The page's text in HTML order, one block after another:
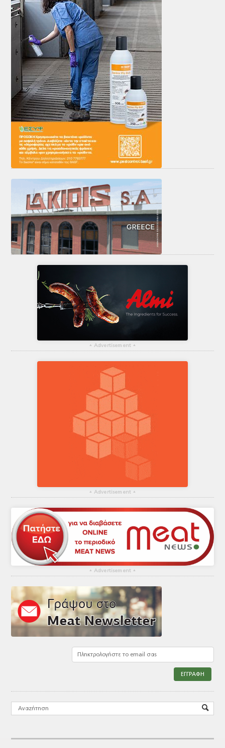
▴ Advertisement ▴
▴ Advertisement ▴
▴ Advertisement ▴